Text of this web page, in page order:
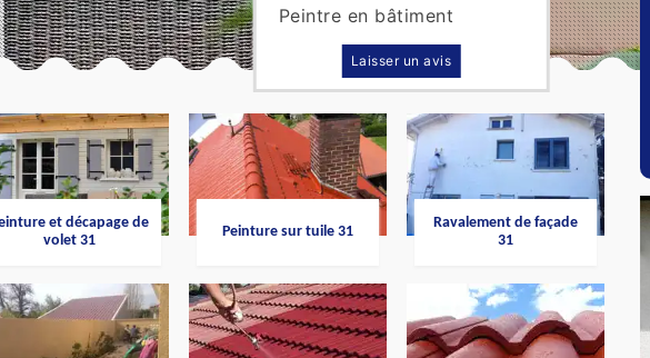
Peintre en bâtiment
Laisser un avis
et décapage de
volet 31
Peinture sur tuile 31
Ravalement de façade
31